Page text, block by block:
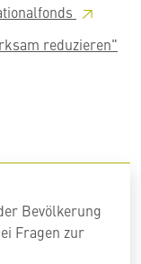
reduzieren"
Bevölkerung
Fragen zur